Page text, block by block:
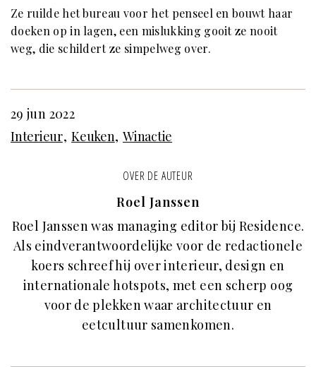
Ze ruilde het bureau voor het penseel en bouwt haar
doeken op in lagen, een mislukking gooit ze nooit
weg, die schildert ze simpelweg over.
29 jun 2022
Interieur Keuken Winactie
OVER DE AUTEUR
Roel Janssen
Roel Janssen was managing editor bij Residence.
Als eindverantwoordelijke voor de redactionele
koers schreef hij over interieur, design en
internationale hotspots, met een scherp oog
voor de plekken waar architectuur en
eetcultuur samenkomen.